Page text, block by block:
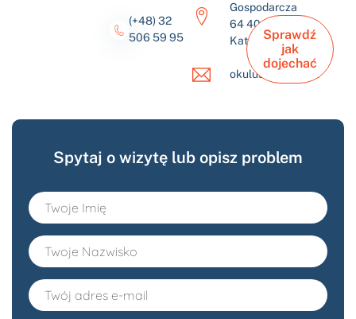
(+48) 32
506 59 95
Gospodarcza
64 40-432
Katowice
okulus@okulus.pl
Sprawdź
jak
dojechać
Spytaj o wizytę lub opisz problem